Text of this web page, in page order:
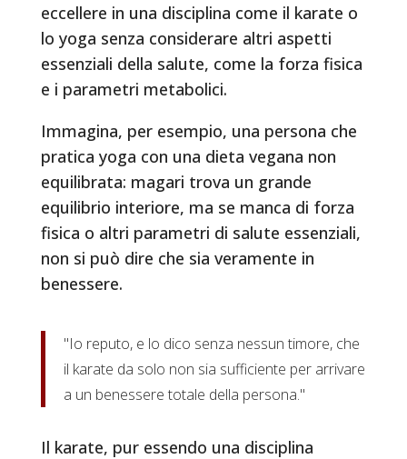
eccellere in una disciplina come il karate o
lo yoga senza considerare altri aspetti
essenziali della salute, come la forza fisica
e i parametri metabolici.
Immagina, per esempio, una persona che
pratica yoga con una dieta vegana non
equilibrata: magari trova un grande
equilibrio interiore, ma se manca di forza
fisica o altri parametri di salute essenziali,
non si può dire che sia veramente in
benessere.
"Io reputo, e lo dico senza nessun timore, che
il karate da solo non sia sufficiente per arrivare
a un benessere totale della persona."
Il karate, pur essendo una disciplina